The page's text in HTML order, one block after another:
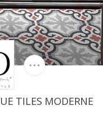
TILES MODERNE